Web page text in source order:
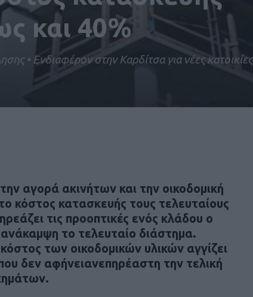
και 40%
• Ενδιαφέρον στην Καρδίτσα για νέες κατοικίες
αγορά ακινήτων και την οικοδομική
κόστος κατασκευής τους τελευταίους
τις προοπτικές ενός κλάδου o
ανάκαμψη το τελευταίο διάστημα.
των οικοδομικών υλικών αγγίζει
δεν αφήνειανεπηρέαστη την τελική